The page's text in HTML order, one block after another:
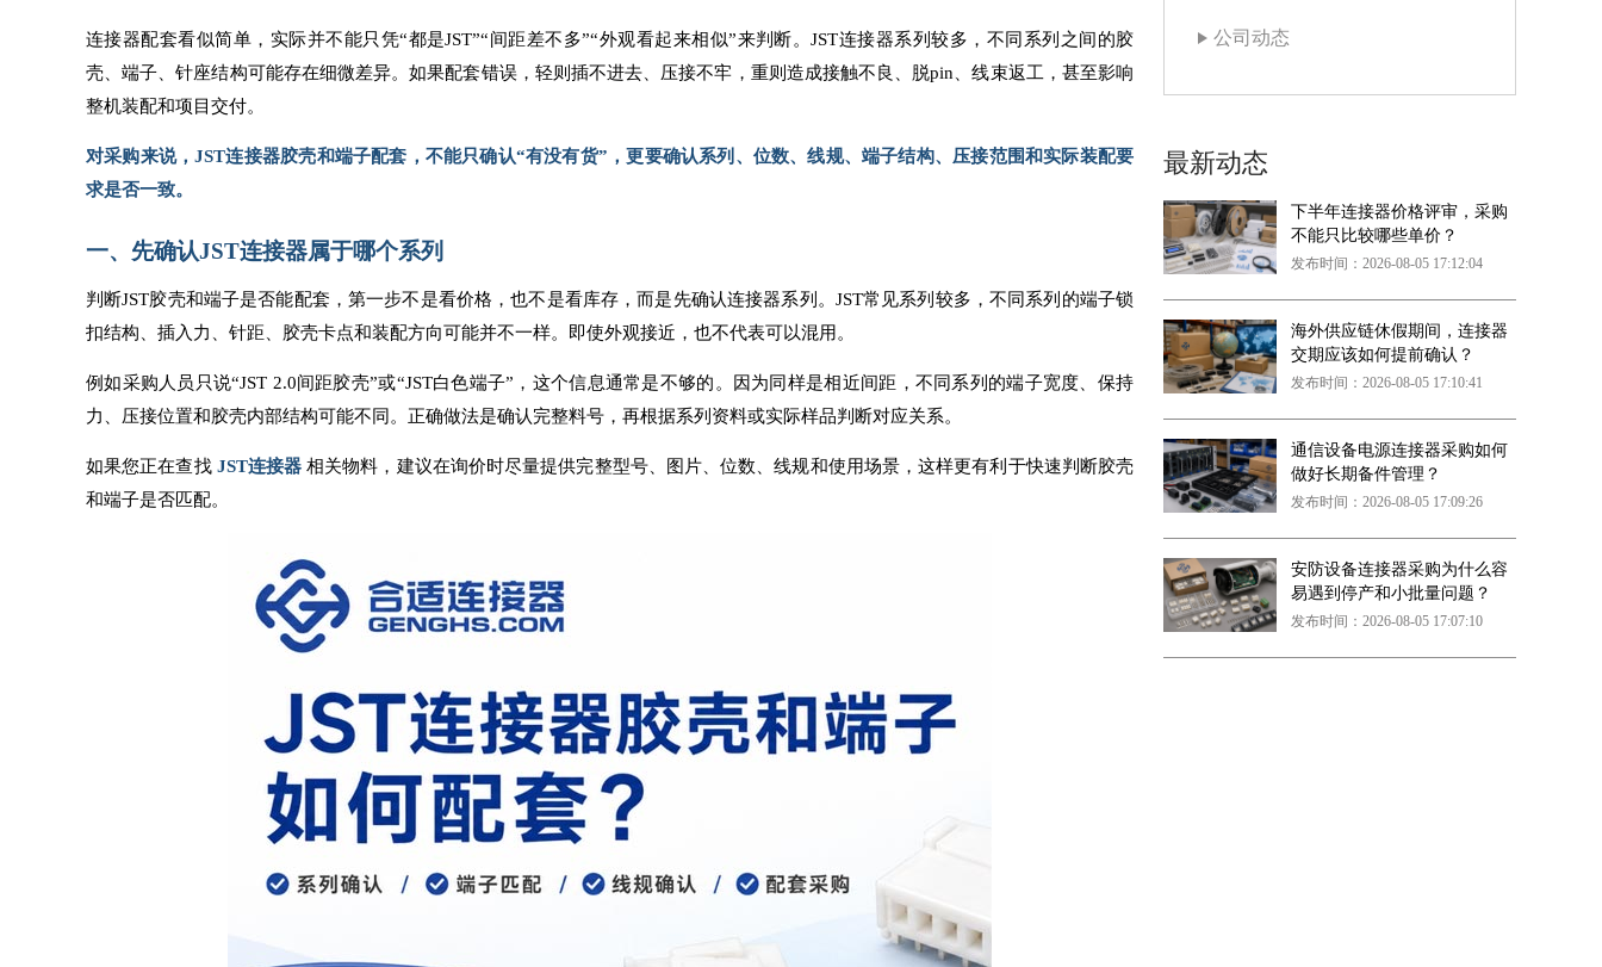
连接器配套看似简单，实际并不能只凭“都是JST”“间距差不多”“外观看起来相似”来判断。JST连接器系列较多，不同系列之间的胶
壳、端子、针座结构可能存在细微差异。如果配套错误，轻则插不进去、压接不牢，重则造成接触不良、脱pin、线束返工，甚至影响
整机装配和项目交付。
对采购来说，JST连接器胶壳和端子配套，不能只确认“有没有货”，更要确认系列、位数、线规、端子结构、压接范围和实际装配要
求是否一致。
一、先确认JST连接器属于哪个系列
判断JST胶壳和端子是否能配套，第一步不是看价格，也不是看库存，而是先确认连接器系列。JST常见系列较多，不同系列的端子锁
扣结构、插入力、针距、胶壳卡点和装配方向可能并不一样。即使外观接近，也不代表可以混用。
例如采购人员只说“JST 2.0间距胶壳”或“JST白色端子”，这个信息通常是不够的。因为同样是相近间距，不同系列的端子宽度、保持
力、压接位置和胶壳内部结构可能不同。正确做法是确认完整料号，再根据系列资料或实际样品判断对应关系。
如果您正在查找 JST连接器 相关物料，建议在询价时尽量提供完整型号、图片、位数、线规和使用场景，这样更有利于快速判断胶壳
和端子是否匹配。
公司动态
最新动态
下半年连接器价格评审，采购
不能只比较哪些单价？
发布时间：2026-08-05 17:12:04
海外供应链休假期间，连接器
交期应该如何提前确认？
发布时间：2026-08-05 17:10:41
通信设备电源连接器采购如何
做好长期备件管理？
发布时间：2026-08-05 17:09:26
安防设备连接器采购为什么容
易遇到停产和小批量问题？
发布时间：2026-08-05 17:07:10